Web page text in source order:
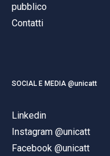
pubblico
Contatti
SOCIAL E MEDIA @unicatt
Linkedin
Instagram @unicatt
Facebook @unicatt